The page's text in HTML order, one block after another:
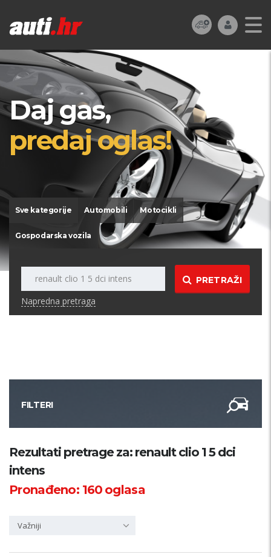
Daj gas,
predaj oglas!
Sve kategorije Automobili Motocikli
Gospodarska vozila
PRETRAŽI
Napredna pretraga
FILTERI
Kategorija
Županija
Rezultati pretrage za: renault clio 1 5 dci
intens
Pronađeno: 160oglasa
Važniji